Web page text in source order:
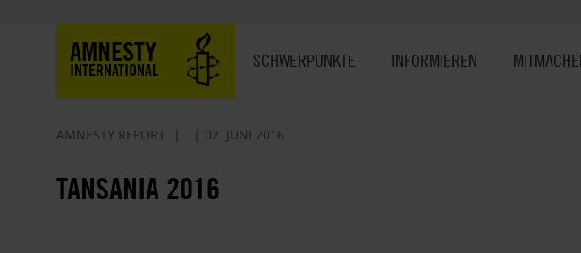
AMNESTY
INTERNATIONAL SCHWERPUNKTE INFORMIEREN
AMNESTY REPORT 02. JUNI 2016
TANSANIA 2016